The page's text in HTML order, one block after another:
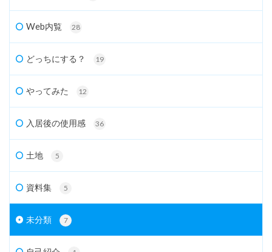
Web内覧 28
どっちにする？ 19
やってみた 12
入居後の使用感 36
土地 5
資料集 5
未分類 7